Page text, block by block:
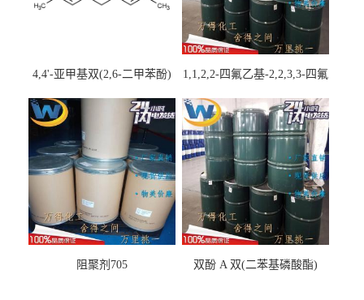
4,4'-亚甲基双(2,6-二甲苯酚)
1,1,2,2-四氟乙基-2,2,3,3-四氟
阻聚剂705 双酚 A 双(二苯基磷酸酯)